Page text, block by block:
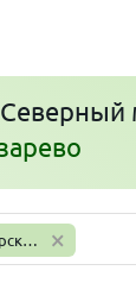
Северный морской путь ×